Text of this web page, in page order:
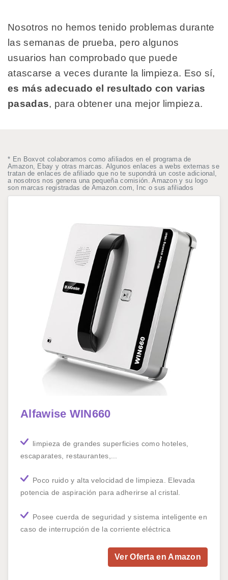
Nosotros no hemos tenido problemas durante
las semanas de prueba, pero algunos
usuarios han comprobado que puede
atascarse a veces durante la limpieza. Eso sí,
es más adecuado el resultado con varias
pasadas, para obtener una mejor limpieza.
* En Boxvot colaboramos como afiliados en el programa de
Amazon, Ebay y otras marcas. Algunos enlaces a webs externas se
tratan de enlaces de afiliado que no te supondrá un coste adicional,
a nosotros nos genera una pequeña comisión. Amazon y su logo
son marcas registradas de Amazon.com, Inc o sus afiliados
Alfawise WIN660
limpieza de grandes superficies como hoteles,
escaparates, restaurantes,...
Poco ruido y alta velocidad de limpieza. Elevada
potencia de aspiración para adherirse al cristal.
Posee cuerda de seguridad y sistema inteligente en
caso de interrupción de la corriente eléctrica
Ver Oferta en Amazon